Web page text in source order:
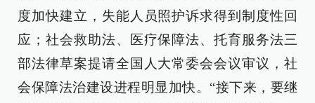
度加快建立，失能人员照护诉求得到制度性回
应；社会救助法、医疗保障法、托育服务法三
部法律草案提请全国人大常委会会议审议，社
会保障法治建设进程明显加快。“接下来，要继